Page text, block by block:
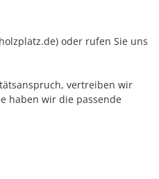
oder rufen Sie uns
vertreiben wir
haben wir die passende